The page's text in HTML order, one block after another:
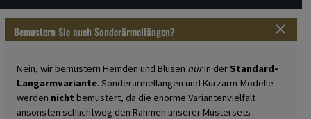
Bemustern Sie auch Sonderärmellängen?
Nein, wir bemustern Hemden und Blusen nurin der Standard-
Langarmvariante. Sonderärmellängen und Kurzarm-Modelle
werden nicht bemustert, da die enorme Variantenvielfalt
ansonsten schlichtweg den Rahmen unserer Mustersets